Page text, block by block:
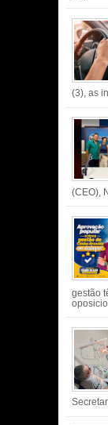
(3), as
(CEO),
gestão